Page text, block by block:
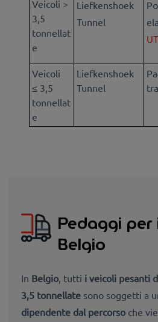
Veicoli >
3,5
tonnellat
e
Liefkenshoek
Tunnel
Veicoli
≤ 3,5
tonnellat
e
Liefkenshoek
Tunnel
Pedaggi per
Belgio
In Belgio , tutti i veicoli pesanti
3,5 tonnellate sono soggetti a
dipendente dal percorso che